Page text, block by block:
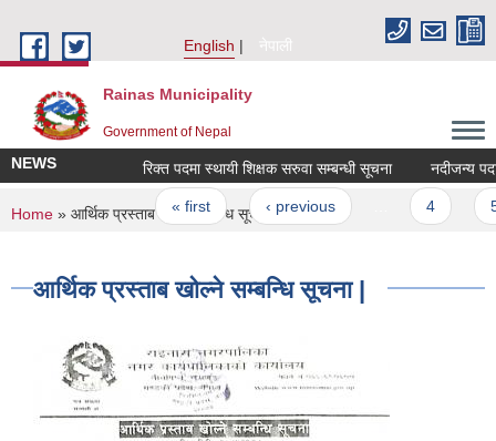
English
नेपाली
Rainas Municipality
Government of Nepal
NEWS रिक्त पदमा स्थायी शिक्षक सरुवा सम्बन्धी सूचना नदीजन्य
Pages
« first ‹ previous
You are here
Home » आर्थिक प्रस्ताब खोल्ने सम्बन्धि सूचना |
आर्थिक प्रस्ताब खोल्ने सम्बन्धि सूचना |